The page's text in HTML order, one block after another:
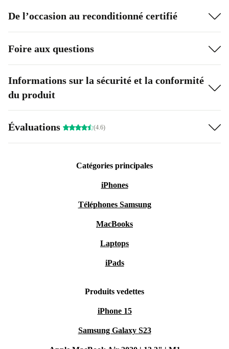
De l’occasion au reconditionné certifié
Foire aux questions
Informations sur la sécurité et la conformité
du produit
Évaluations (4.6)
Catégories principales
iPhones
Téléphones Samsung
MacBooks
Laptops
iPads
Produits vedettes
iPhone 15
Samsung Galaxy S23